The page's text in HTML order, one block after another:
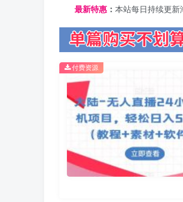
最新特惠 ： 本站每日持续更
付费资源